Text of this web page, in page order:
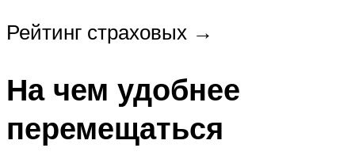
Рейтинг страховых →
На чем удобнее
перемещаться